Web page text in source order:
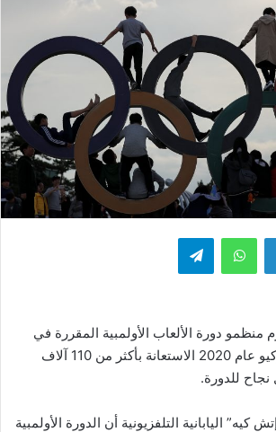
لينكدإن واتساب تيلقرام
دورة الألعاب الأولمبية المقررة في
العاصمة اليابانية طوكيو عام 2020 الاستعانة بأكثر من 110 آلاف
للدورة.
اليابانية التلفزيونية أن الدورة الأولمبية